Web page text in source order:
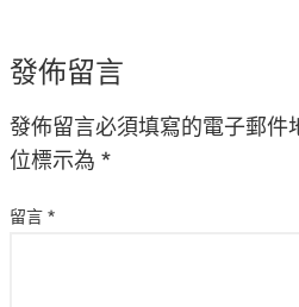
發佈留言
發佈留言必須填寫的電子郵件
位標示為 *
留言 *